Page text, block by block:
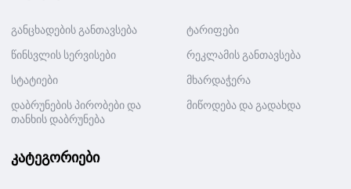
განცხადების განთავსება
ტარიფები
წინსვლის სერვისები
რეკლამის განთავსება
სტატიები
მხარდაჭერა
დაბრუნების პირობები და
თანხის დაბრუნება
მიწოდება და გადახდა
კატეგორიები